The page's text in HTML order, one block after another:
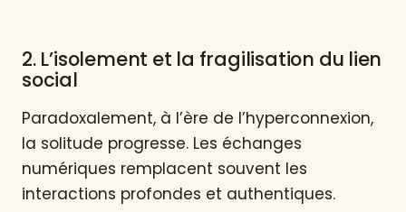
2. L’isolement et la fragilisation du lien
social
Paradoxalement, à l’ère de l’hyperconnexion,
la solitude progresse. Les échanges
numériques remplacent souvent les
interactions profondes et authentiques.